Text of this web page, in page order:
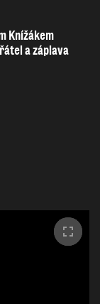
Knížákem
a záplava